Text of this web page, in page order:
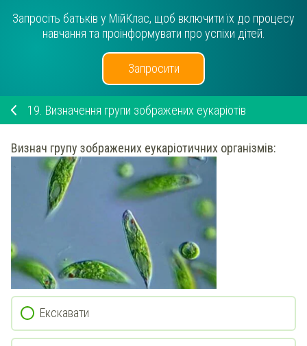
Запросіть батьків у МійКлас, щоб включити їх до процесу
навчання та проінформувати про успіхи дітей.
Запросити
19. Визначення групи зображених еукаріотів
Визнач групу зображених еукаріотичних організмів:
Екскавати